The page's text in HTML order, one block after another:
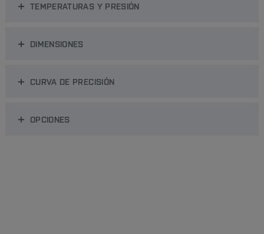
TEMPERATURAS Y PRESIÓN
DIMENSIONES
CURVA DE PRECISIÓN
OPCIONES